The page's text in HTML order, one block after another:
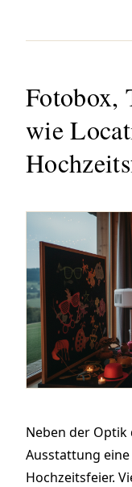
Fotobox,
wie
Neben der
Ausstattung
Hochzeitsfeier.